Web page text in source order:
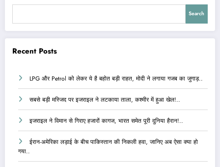
Search
Recent Posts
LPG और Petrol को लेकर ये है बहोत बड़ी राहत, मोदी ने लगाया गजब का जुगाड़..
सबसे बड़ी मस्जिद पर इजराइल ने लटकाया ताला, कश्मीर में हुआ खेल!..
इजराइल ने विमान से गिराए हजारों कागज, भारत समेत पूरी दुनिया हैरान!..
ईरान-अमेरिका लड़ाई के बीच पाकिस्तान की निकली हवा, जानिए अब ऐसा क्या हो
गया..